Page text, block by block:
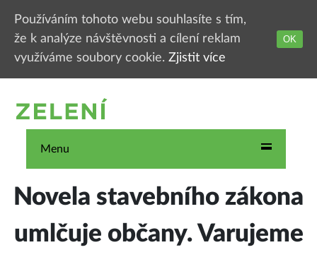
Menu
Novela stavebního zákona
umlčuje občany. Varujeme
Používáním tohoto webu souhlasíte s tím,
že k analýze návštěvnosti a cílení reklam
využíváme soubory cookie. Zjistit více
OK